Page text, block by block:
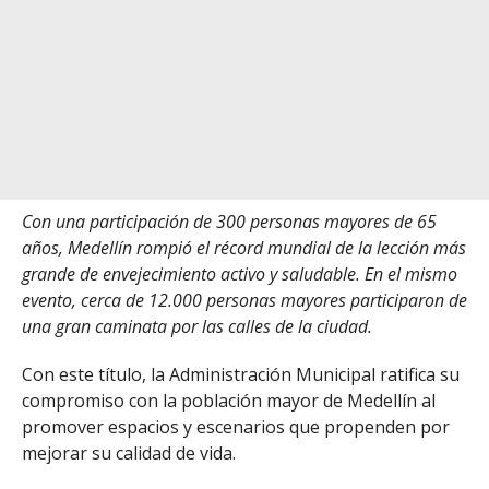
Con una participación de 300 personas mayores de 65
años, Medellín rompió el récord mundial de la lección más
grande de envejecimiento activo y saludable. En el mismo
evento, cerca de 12.000 personas mayores participaron de
una gran caminata por las calles de la ciudad.
Con este título, la Administración Municipal ratifica su
compromiso con la población mayor de Medellín al
promover espacios y escenarios que propenden por
mejorar su calidad de vida.